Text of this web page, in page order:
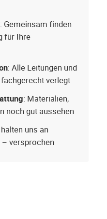
: Gemeinsam finden
für Ihre
: Alle Leitungen und
verlegt
: Materialien,
noch gut aussehen
uns an
versprochen